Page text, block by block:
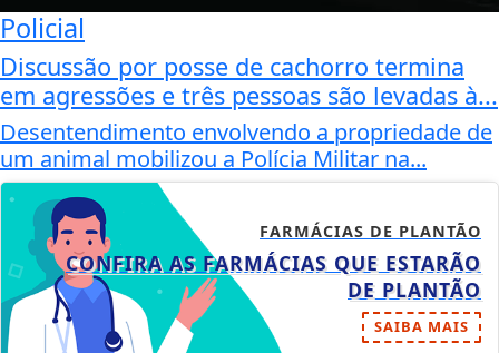
Policial
Discussão por posse de cachorro termina
em agressões e três pessoas são levadas à...
Desentendimento envolvendo a propriedade de
um animal mobilizou a Polícia Militar na...
FARMÁCIAS DE PLANTÃO
CONFIRA AS FARMÁCIAS QUE ESTARÃO
DE PLANTÃO
SAIBA MAIS